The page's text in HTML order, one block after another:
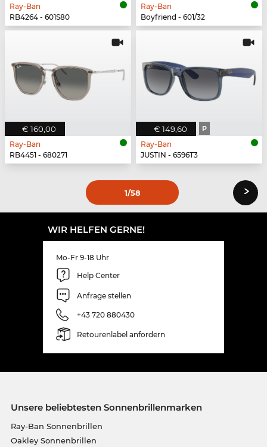
Ray-Ban
RB4264 - 601S80
Ray-Ban
Boyfriend - 601/32
€ 160,00
Ray-Ban
RB4451 - 680271
€ 149,60 P
Ray-Ban
JUSTIN - 6596T3
1/58 ›
WIR HELFEN GERNE!
Mo-Fr 9-18 Uhr
Help Center
Anfrage stellen
+43 720 880430
Retourenlabel anfordern
Unsere beliebtesten Sonnenbrillenmarken
Ray-Ban Sonnenbrillen
Oakley Sonnenbrillen